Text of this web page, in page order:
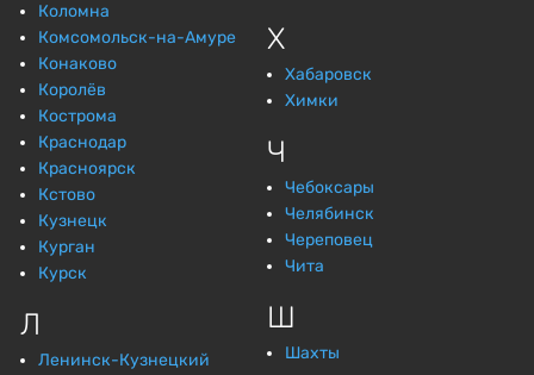
Коломна
Комсомольск-на-Амуре
Конаково
Королёв
Кострома
Краснодар
Красноярск
Кстово
Кузнецк
Курган
Курск
Л
Ленинск-Кузнецкий
Х
Хабаровск
Химки
Ч
Чебоксары
Челябинск
Череповец
Чита
Ш
Шахты